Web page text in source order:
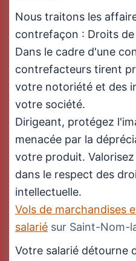
Nous traitons les
contrefaçon : Droits
Dans le cadre d'une
contrefacteurs tirent
votre notoriété et des
votre société.
Dirigeant, protégez
menacée par la
votre produit.
dans le respect des
intellectuelle.
Vols de marchandises
salarié sur Saint-Nom-
Votre salarié détourne